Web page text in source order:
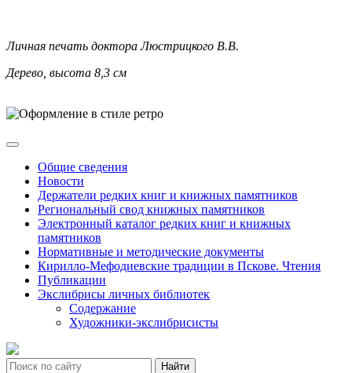
Личная печать доктора Люстрицкого В.В.
Дерево, высота 8,3 см
Общие сведения
Новости
Держатели редких книг и книжных памятников
Региональный свод книжных памятников
Электронный каталог редких книг и книжных
памятников
Нормативные и методические документы
Кирилло-Мефодиевские традиции в Пскове. Чтения
Публикации
Экслибрисы личных библиотек
Содержание
Художники-экслибрисисты
Найти